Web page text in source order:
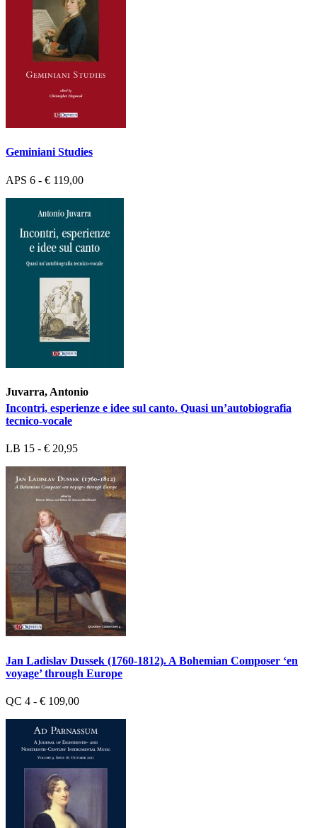
Geminiani Studies
APS 6 - € 119,00
Juvarra, Antonio
Incontri, esperienze e idee sul canto. Quasi un’autobiografia
tecnico-vocale
LB 15 - € 20,95
Jan Ladislav Dussek (1760-1812). A Bohemian Composer ‘en
voyage’ through Europe
QC 4 - € 109,00